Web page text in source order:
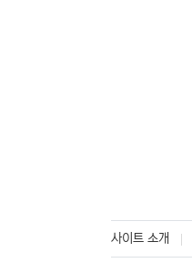
사이트 소개